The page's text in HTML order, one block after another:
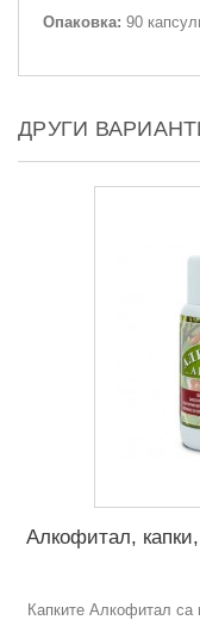
Опаковка: 90
ДРУГИ
Алкофитал,
Капките Алкофитал са